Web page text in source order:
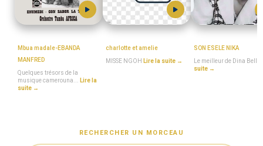
Mbua madale-EBANDA
MANFRED
Quelques trésors de la
musique camerouna...
Lire la
suite →
charlotte et amelie
MISSE NGOH Lire la suite →
SON ESELE NIKA
Le meilleur de Dina Bell
suite →
RECHERCHER UN MORCEAU